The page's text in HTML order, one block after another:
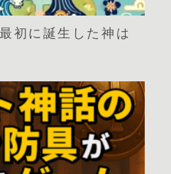
初に誕生した神は